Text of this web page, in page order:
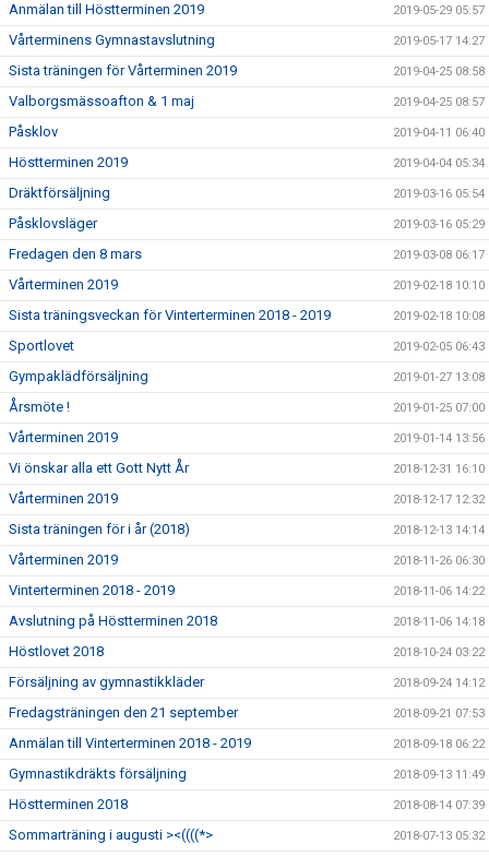
Anmälan till Höstterminen 2019 2019-05-29 05:57
Vårterminens Gymnastavslutning 2019-05-17 14:27
Sista träningen för Vårterminen 2019 2019-04-25 08:58
Valborgsmässoafton & 1 maj 2019-04-25 08:57
Påsklov 2019-04-11 06:40
Höstterminen 2019 2019-04-04 05:34
Dräktförsäljning 2019-03-16 05:54
Påsklovsläger 2019-03-16 05:29
Fredagen den 8 mars 2019-03-08 06:17
Vårterminen 2019 2019-02-18 10:10
Sista träningsveckan för Vinterterminen 2018 - 2019 2019-02-18 10:08
Sportlovet 2019-02-05 06:43
Gympaklädförsäljning 2019-01-27 13:08
Årsmöte ! 2019-01-25 07:00
Vårterminen 2019 2019-01-14 13:56
Vi önskar alla ett Gott Nytt År 2018-12-31 16:10
Vårterminen 2019 2018-12-17 12:32
Sista träningen för i år (2018) 2018-12-13 14:14
Vårterminen 2019 2018-11-26 06:30
Vinterterminen 2018 - 2019 2018-11-06 14:22
Avslutning på Höstterminen 2018 2018-11-06 14:18
Höstlovet 2018 2018-10-24 03:22
Försäljning av gymnastikkläder 2018-09-24 14:12
Fredagsträningen den 21 september 2018-09-21 07:53
Anmälan till Vinterterminen 2018 - 2019 2018-09-18 06:22
Gymnastikdräkts försäljning 2018-09-13 11:49
Höstterminen 2018 2018-08-14 07:39
Sommarträning i augusti ><((((*> 2018-07-13 05:32